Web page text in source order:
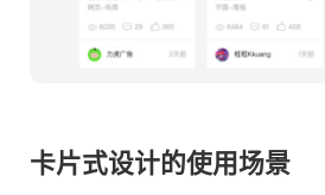
卡片式设计的使用场景